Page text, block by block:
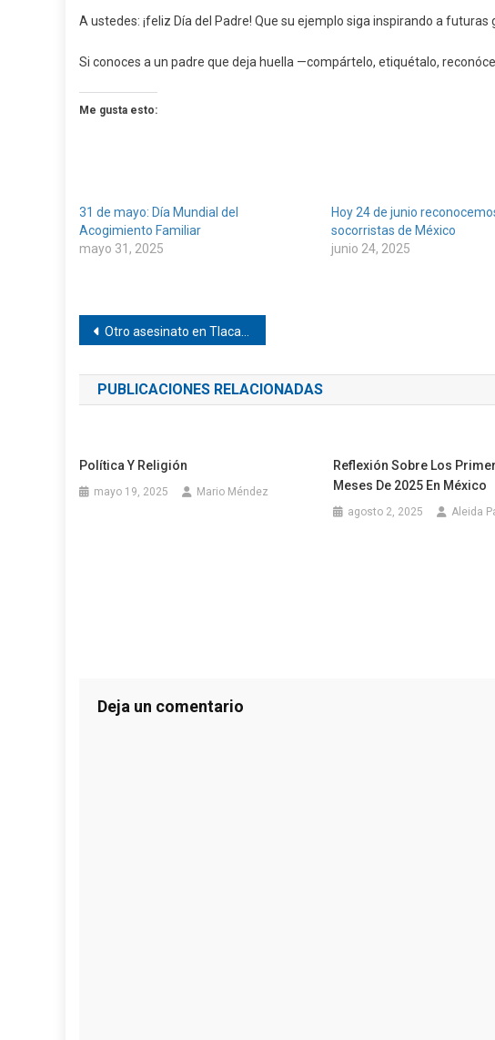
A ustedes: ¡feliz Día del Padre! Que su ejemplo siga inspirando a
Si conoces a un padre que deja huella —compártelo, etiquétalo,
Me gusta esto:
31 de mayo: Día Mundial del
Acogimiento Familiar
mayo 31, 2025
Hoy 24 de junio
socorristas de México
junio 24, 2025
Navegación
de
entradas
Otro asesinato en Tlacamama
PUBLICACIONES RELACIONADAS
Política Y Religión
mayo 19, 2025 Mario Méndez
Reflexión Sobre Los
Meses De 2025 En México
agosto 2, 2025 Aleida
Deja un comentario